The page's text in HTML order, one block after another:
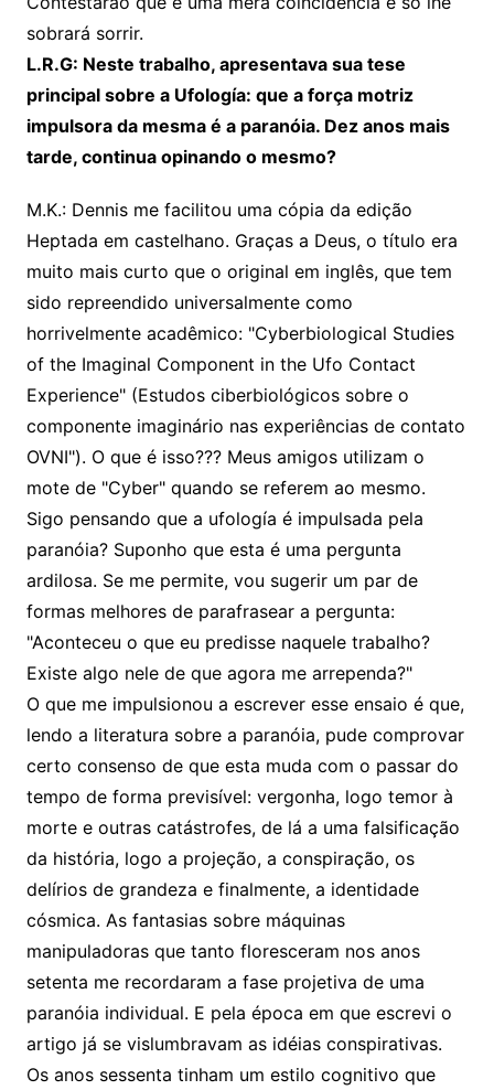
sobrará sorrir.
L.R.G: Neste trabalho, apresentava sua tese
principal sobre a Ufología: que a força motriz
impulsora da mesma é a paranóia. Dez anos mais
tarde, continua opinando o mesmo?
M.K.: Dennis me facilitou uma cópia da edição
Heptada em castelhano. Graças a Deus, o título era
muito mais curto que o original em inglês, que tem
sido repreendido universalmente como
horrivelmente acadêmico: "Cyberbiological Studies
of the Imaginal Component in the Ufo Contact
Experience" (Estudos ciberbiológicos sobre o
componente imaginário nas experiências de contato
OVNI"). O que é isso??? Meus amigos utilizam o
mote de "Cyber" quando se referem ao mesmo.
Sigo pensando que a ufología é impulsada pela
paranóia? Suponho que esta é uma pergunta
ardilosa. Se me permite, vou sugerir um par de
formas melhores de parafrasear a pergunta:
"Aconteceu o que eu predisse naquele trabalho?
Existe algo nele de que agora me arrependa?"
O que me impulsionou a escrever esse ensaio é que,
lendo a literatura sobre a paranóia, pude comprovar
certo consenso de que esta muda com o passar do
tempo de forma previsível: vergonha, logo temor à
morte e outras catástrofes, de lá a uma falsificação
da história, logo a projeção, a conspiração, os
delírios de grandeza e finalmente, a identidade
cósmica. As fantasias sobre máquinas
manipuladoras que tanto floresceram nos anos
setenta me recordaram a fase projetiva de uma
paranóia individual. E pela época em que escrevi o
artigo já se vislumbravam as idéias conspirativas.
Os anos sessenta tinham um estilo cognitivo que